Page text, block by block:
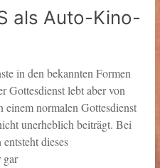
als Auto-Kino-
in den bekannten Formen
Gottesdienst lebt aber von
normalen Gottesdienst
unerheblich beiträgt. Bei
dieses
gar